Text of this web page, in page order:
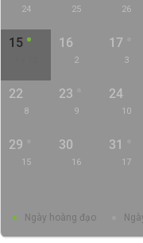
24 25 26
15 16
2
17
3
22
8
23
9
24
10
29
15
30
16
31
17
Ngày hoàng đạo